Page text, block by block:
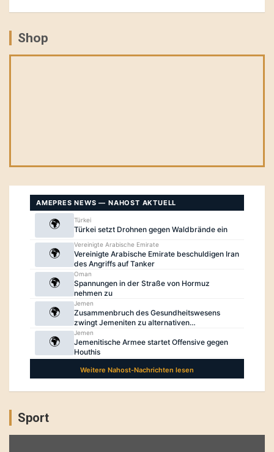
Shop
Sport